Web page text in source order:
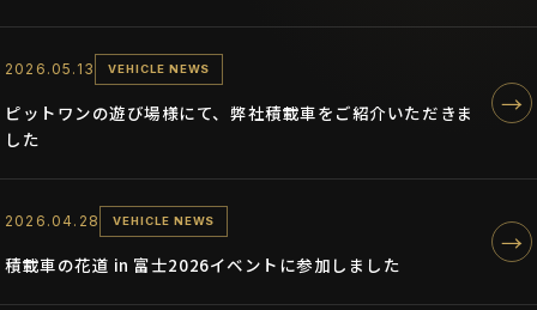
2026.05.13 VEHICLE NEWS
ピットワンの遊び場様にて、弊社積載車をご紹介いただきま
した
→
2026.04.28 VEHICLE NEWS
積載車の花道 in 富士2026イベントに参加しました
→